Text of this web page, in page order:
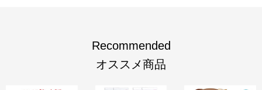
Recommended
オススメ商品